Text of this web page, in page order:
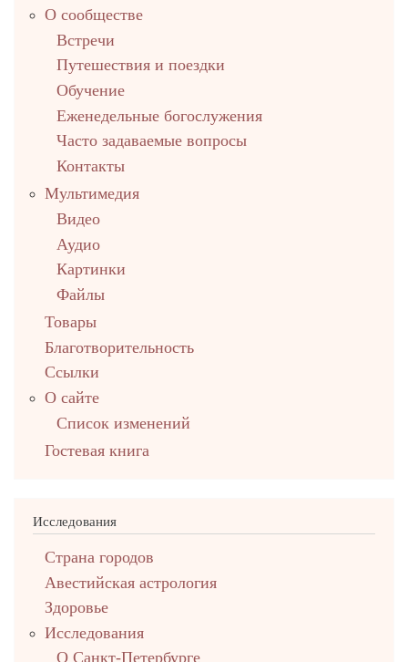
О сообществе
Встречи
Путешествия и поездки
Обучение
Еженедельные богослужения
Часто задаваемые вопросы
Контакты
Мультимедия
Видео
Аудио
Картинки
Файлы
Товары
Благотворительность
Ссылки
О сайте
Список изменений
Гостевая книга
Исследования
Страна городов
Авестийская астрология
Здоровье
Исследования
О Санкт-Петербурге